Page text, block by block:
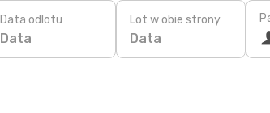
Data odlotu
Data
Lot w obie strony
Data